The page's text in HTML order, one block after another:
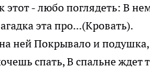
этот - любо поглядеть: В
эта про...(Кровать).
ней Покрывало и
спать, В спальне